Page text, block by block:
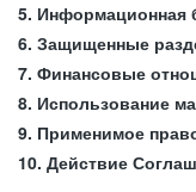
5. Информационная
6. Защищенные
7. Финансовые
8. Использование
9. Применимое
10. Действие